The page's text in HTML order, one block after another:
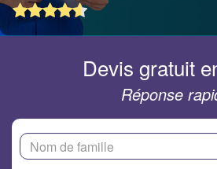
Devis gratuit
Réponse